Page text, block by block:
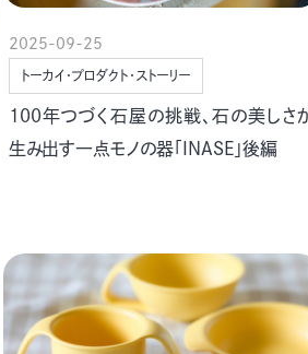
2025-09-25
トーカイ・プロダクト・ストーリー
100年つづく石屋の挑戦、石の美しさ
生み出す一点モノの器「INASE」後編